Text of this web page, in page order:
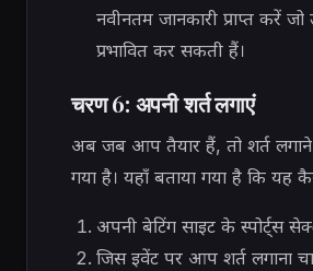
नवीनतम जानकारी प्राप्त करें जो
प्रभावित कर सकती हैं।
चरण 6: अपनी शर्त लगाएं
अब जब आप तैयार हैं, तो शर्त
गया है। यहाँ बताया गया है कि यह
अपनी बेटिंग साइट के स्पोर्ट्स
जिस इवेंट पर आप शर्त लगाना